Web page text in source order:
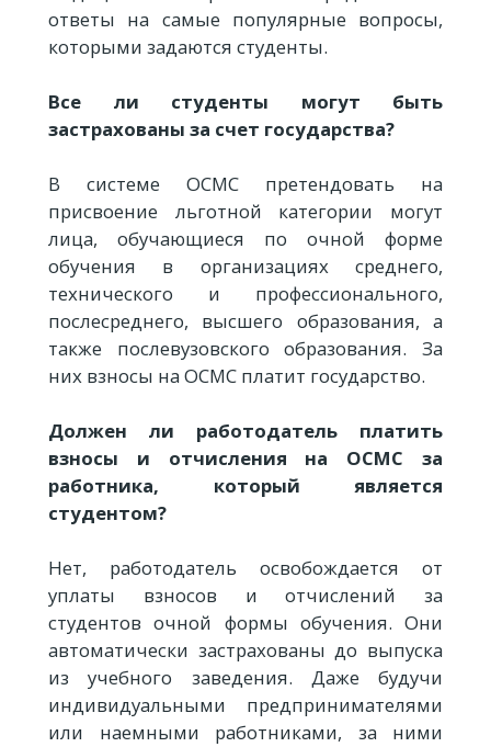
ответы на самые популярные вопросы,
которыми задаются студенты.
Все ли студенты могут быть
застрахованы за счет государства?
В системе ОСМС претендовать на
присвоение льготной категории могут
лица, обучающиеся по очной форме
обучения в организациях среднего,
технического и профессионального,
послесреднего, высшего образования, а
также послевузовского образования. За
них взносы на ОСМС платит государство.
Должен ли работодатель платить
взносы и отчисления на ОСМС за
работника, который является
студентом?
Нет, работодатель освобождается от
уплаты взносов и отчислений за
студентов очной формы обучения. Они
автоматически застрахованы до выпуска
из учебного заведения. Даже будучи
индивидуальными предпринимателями
или наемными работниками, за ними